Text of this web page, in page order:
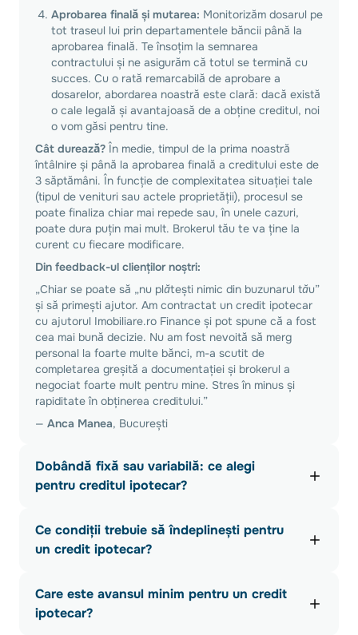
Aprobarea finală și mutarea: Monitorizăm dosarul pe
tot traseul lui prin departamentele băncii până la
aprobarea finală. Te însoțim la semnarea
contractului și ne asigurăm că totul se termină cu
succes. Cu o rată remarcabilă de aprobare a
dosarelor, abordarea noastră este clară: dacă există
o cale legală și avantajoasă de a obține creditul, noi
o vom găsi pentru tine.
Cât durează? În medie, timpul de la prima noastră
întâlnire și până la aprobarea finală a creditului este de
3 săptămâni. În funcție de complexitatea situației tale
(tipul de venituri sau actele proprietății), procesul se
poate finaliza chiar mai repede sau, în unele cazuri,
poate dura puțin mai mult. Brokerul tău te va ține la
curent cu fiecare modificare.
Din feedback-ul clienților noștri:
„Chiar se poate să „nu plătești nimic din buzunarul tău”
și să primești ajutor. Am contractat un credit ipotecar
cu ajutorul Imobiliare.ro Finance și pot spune că a fost
cea mai bună decizie. Nu am fost nevoită să merg
personal la foarte multe bănci, m-a scutit de
completarea greșită a documentației și brokerul a
negociat foarte mult pentru mine. Stres în minus și
rapiditate în obținerea creditului.”
— Anca Manea, București
Dobândă fixă sau variabilă: ce alegi
pentru creditul ipotecar?
avantajoasă dacă preferi să plătești aceeași rată
lunară pentru o perioadă de 3 sau 5 ani, în funcție de
În cazul unui credit cu dobândă variabilă, rata se
modifică odată indicatorii IRCC, ROBOR sau EURIBOR,
dar și în funcție de marja fixă a băncilor.
Ce condiții trebuie să îndeplinești pentru
un credit ipotecar?
îndeplinești pentru accesarea unui credit presupun:
vârsta minimă de 18 ani împliniți
Care este avansul minim pentru un credit
ipotecar?